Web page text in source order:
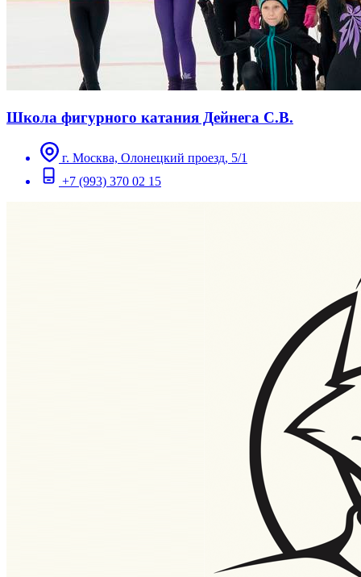
Школа фигурного катания Дейнега С.В.
г. Москва, Олонецкий проезд, 5/1
+7 (993) 370 02 15